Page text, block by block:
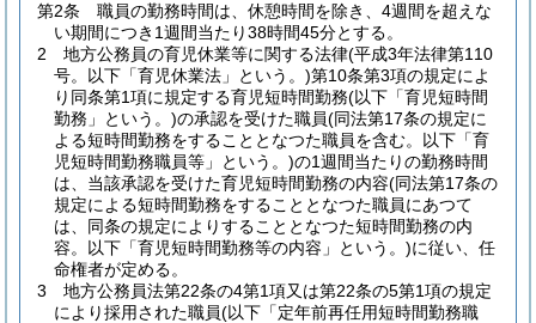
第2条
職員の勤務時間は、休憩時間を除き、4週間を超えな
い期間につき1週間当たり38時間45分とする。
2
地方公務員の育児休業等に関する法律(平成3年法律第110
号。以下「育児休業法」という。)第10条第3項の規定によ
り同条第1項に規定する育児短時間勤務(以下「育児短時間
勤務」という。)の承認を受けた職員(同法第17条の規定に
よる短時間勤務をすることとなつた職員を含む。以下「育
児短時間勤務職員等」という。)の1週間当たりの勤務時間
は、当該承認を受けた育児短時間勤務の内容(同法第17条の
規定による短時間勤務をすることとなつた職員にあつて
は、同条の規定によりすることとなつた短時間勤務の内
容。以下「育児短時間勤務等の内容」という。)に従い、任
命権者が定める。
3
地方公務員法第22条の4第1項又は第22条の5第1項の規定
により採用された職員(以下「定年前再任用短時間勤務職